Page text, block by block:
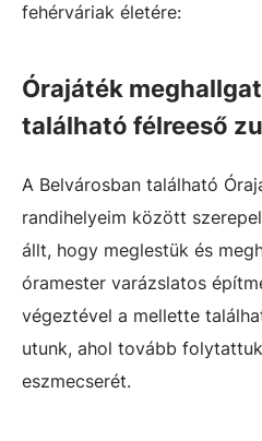
fehérváriak életére:
Órajáték
található félreeső
A Belvárosban található
randihelyeim között
állt, hogy meglestük és
óramester varázslatos
végeztével a mellette
utunk, ahol tovább
eszmecserét.